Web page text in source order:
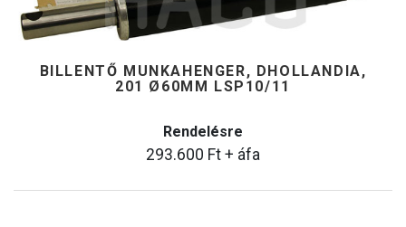
BILLENTŐ MUNKAHENGER, DHOLLANDIA,
201 Ø60MM LSP10/11
Rendelésre
293.600 Ft + áfa